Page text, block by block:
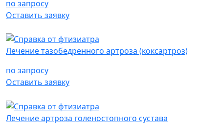
по запросу
Оставить заявку
Лечение тазобедренного артроза (коксартроз)
по запросу
Оставить заявку
Лечение артроза голеностопного сустава